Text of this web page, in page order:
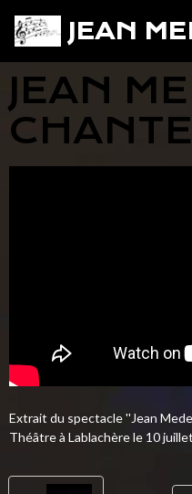
JEAN
JEAN
Extrait du spectacle ''Jean
Théâtre à Lablachère le 10